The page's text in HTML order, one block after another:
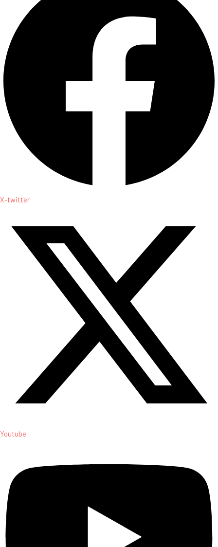
X-twitter
Youtube